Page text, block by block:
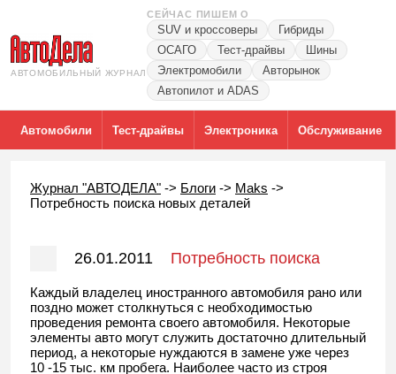
АВТОМОБИЛЬНЫЙ ЖУРНАЛ
СЕЙЧАС ПИШЕМ О
SUV и кроссоверы
Гибриды
ОСАГО
Тест-драйвы
Шины
Электромобили
Авторынок
Автопилот и ADAS
Автомобили Тест-драйвы Электроника Обслуживание
Журнал "АВТОДЕЛА" -> Блоги -> Maks ->
Потребность поиска новых деталей
26.01.2011
Потребность поиска
новых деталей
Каждый владелец иностранного автомобиля рано или
поздно может столкнуться с необходимостью
проведения ремонта своего автомобиля. Некоторые
элементы авто могут служить достаточно длительный
период, а некоторые нуждаются в замене уже через
10 -15 тыс. км пробега. Наиболее часто из строя